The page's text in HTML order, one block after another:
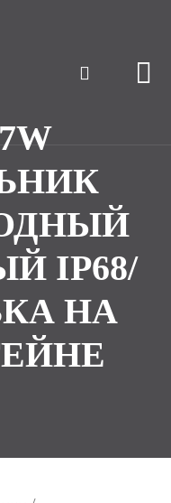
IP68/
НА